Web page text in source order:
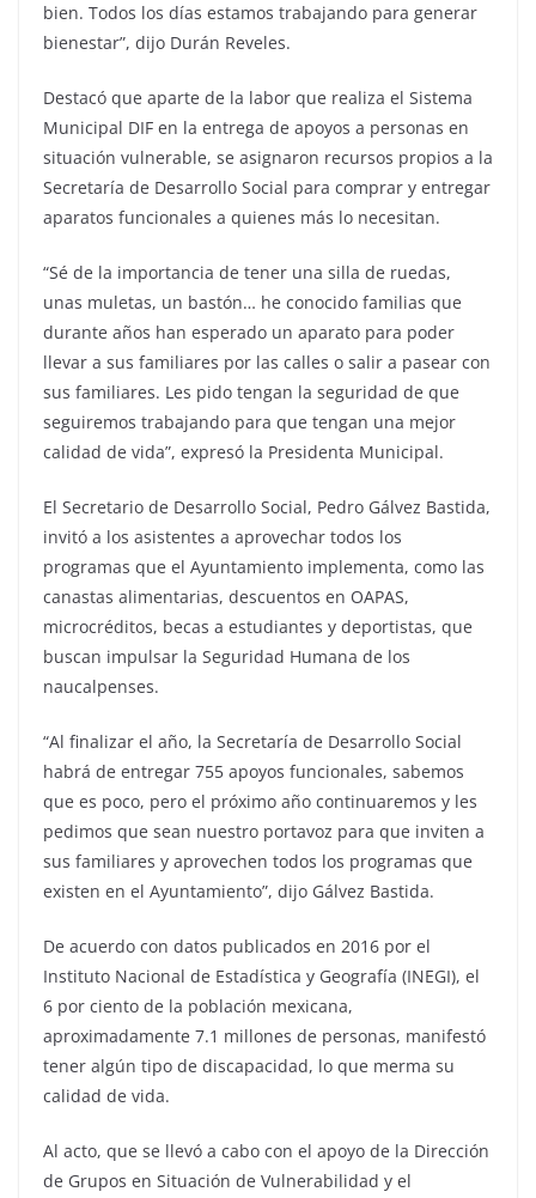
bien. Todos los días estamos trabajando para generar
bienestar”, dijo Durán Reveles.
Destacó que aparte de la labor que realiza el Sistema
Municipal DIF en la entrega de apoyos a personas en
situación vulnerable, se asignaron recursos propios a la
Secretaría de Desarrollo Social para comprar y entregar
aparatos funcionales a quienes más lo necesitan.
“Sé de la importancia de tener una silla de ruedas,
unas muletas, un bastón… he conocido familias que
durante años han esperado un aparato para poder
llevar a sus familiares por las calles o salir a pasear con
sus familiares. Les pido tengan la seguridad de que
seguiremos trabajando para que tengan una mejor
calidad de vida”, expresó la Presidenta Municipal.
El Secretario de Desarrollo Social, Pedro Gálvez Bastida,
invitó a los asistentes a aprovechar todos los
programas que el Ayuntamiento implementa, como las
canastas alimentarias, descuentos en OAPAS,
microcréditos, becas a estudiantes y deportistas, que
buscan impulsar la Seguridad Humana de los
naucalpenses.
“Al finalizar el año, la Secretaría de Desarrollo Social
habrá de entregar 755 apoyos funcionales, sabemos
que es poco, pero el próximo año continuaremos y les
pedimos que sean nuestro portavoz para que inviten a
sus familiares y aprovechen todos los programas que
existen en el Ayuntamiento”, dijo Gálvez Bastida.
De acuerdo con datos publicados en 2016 por el
Instituto Nacional de Estadística y Geografía (INEGI), el
6 por ciento de la población mexicana,
aproximadamente 7.1 millones de personas, manifestó
tener algún tipo de discapacidad, lo que merma su
calidad de vida.
Al acto, que se llevó a cabo con el apoyo de la Dirección
de Grupos en Situación de Vulnerabilidad y el